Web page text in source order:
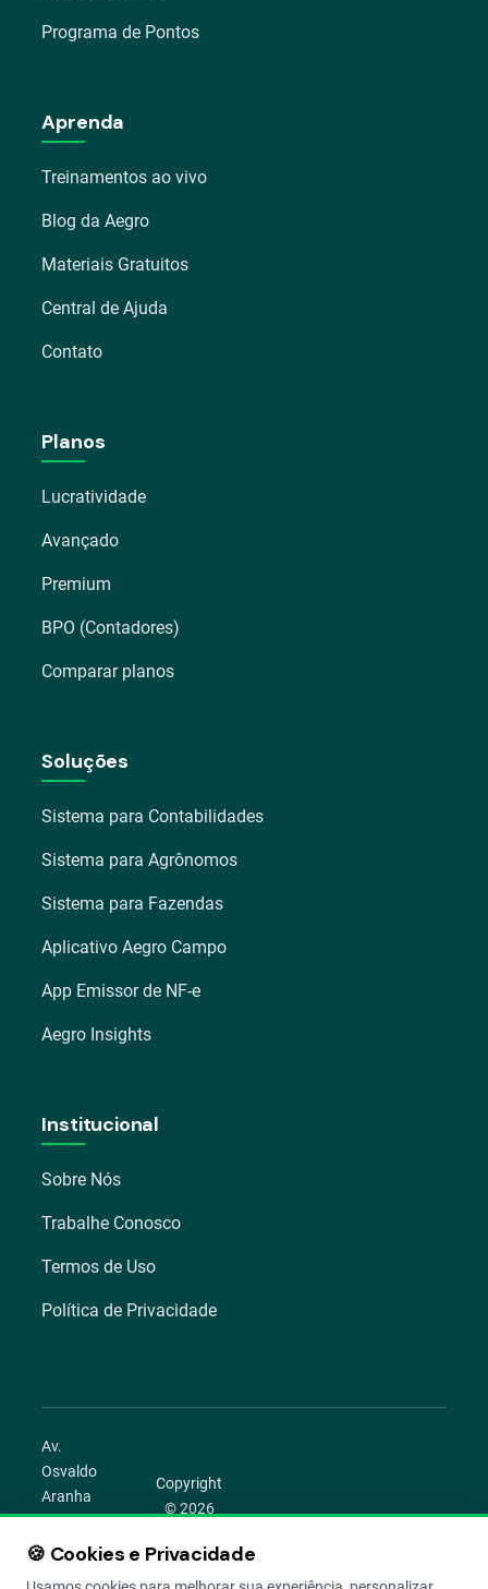
Programa de Pontos
Aprenda
Treinamentos ao vivo
Blog da Aegro
Materiais Gratuitos
Central de Ajuda
Contato
Planos
Lucratividade
Avançado
Premium
BPO (Contadores)
Comparar planos
Soluções
Sistema para Contabilidades
Sistema para Agrônomos
Sistema para Fazendas
Aplicativo Aegro Campo
App Emissor de NF-e
Aegro Insights
Institucional
Sobre Nós
Trabalhe Conosco
Termos de Uso
Política de Privacidade
Av.
Osvaldo
Aranha
1022 –
Bom
Copyright
© 2026
Todos os
direitos
🍪 Cookies e Privacidade